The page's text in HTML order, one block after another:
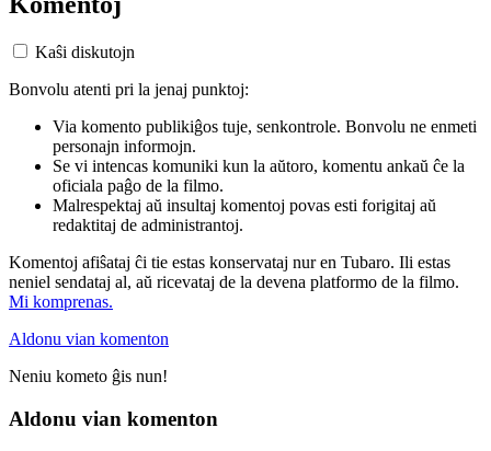
Kaŝi diskutojn
Bonvolu atenti pri la jenaj punktoj:
Via komento publikiĝos tuje, senkontrole. Bonvolu ne enmeti
personajn informojn.
Se vi intencas komuniki kun la aŭtoro, komentu ankaŭ ĉe la
oficiala paĝo de la filmo.
Malrespektaj aŭ insultaj komentoj povas esti forigitaj aŭ
redaktitaj de administrantoj.
Komentoj afiŝataj ĉi tie estas konservataj nur en Tubaro. Ili estas
neniel sendataj al, aŭ ricevataj de la devena platformo de la filmo.
Mi komprenas.
Aldonu vian komenton
Neniu kometo ĝis nun!
Aldonu vian komenton